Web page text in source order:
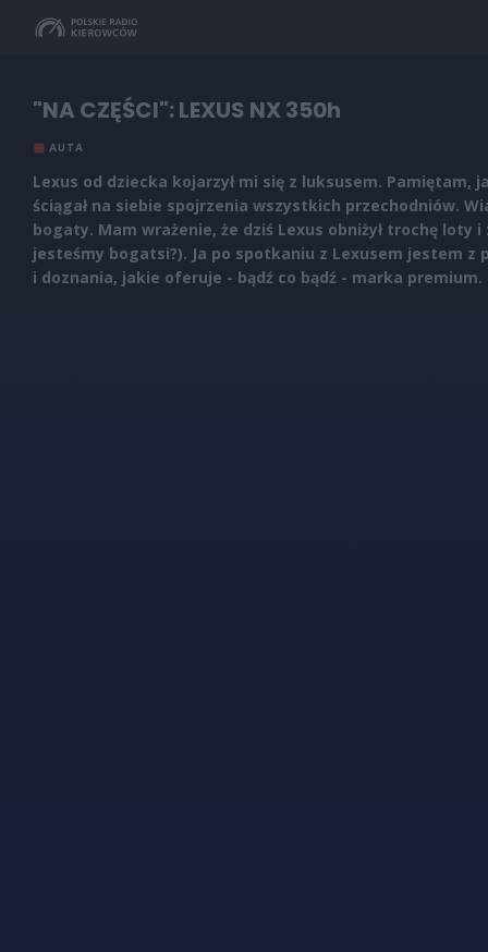
"NA CZĘŚCI": LEXUS NX 350h
AUTA
Lexus od dziecka kojarzył mi się z luksusem. Pamiętam,
ściągał na siebie spojrzenia wszystkich przechodniów.
bogaty. Mam wrażenie, że dziś Lexus obniżył trochę loty
jesteśmy bogatsi?). Ja po spotkaniu z Lexusem jestem z
i doznania, jakie oferuje - bądź co bądź - marka premium.